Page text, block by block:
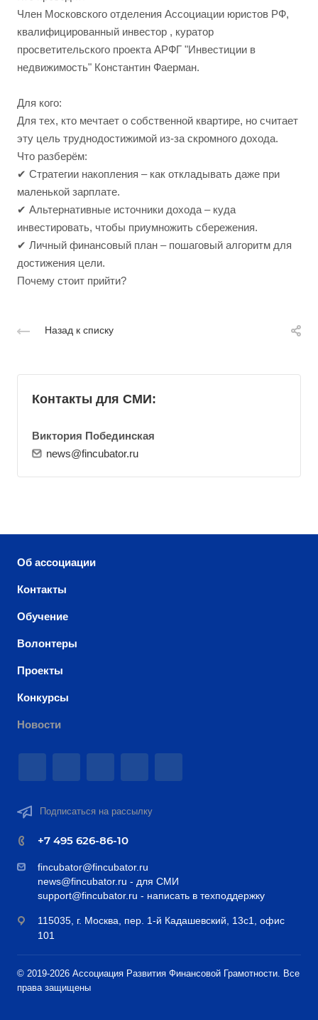
Член Московского отделения Ассоциации юристов РФ,
квалифицированный инвестор , куратор
просветительского проекта АРФГ "Инвестиции в
недвижимость" Константин Фаерман.
Для кого:
Для тех, кто мечтает о собственной квартире, но считает
эту цель труднодостижимой из-за скромного дохода.
Что разберём:
✔ Стратегии накопления – как откладывать даже при
маленькой зарплате.
✔ Альтернативные источники дохода – куда
инвестировать, чтобы приумножить сбережения.
✔ Личный финансовый план – пошаговый алгоритм для
достижения цели.
Почему стоит прийти?
Назад к списку
Контакты для СМИ:
Виктория Побединская
news@fincubator.ru
Об ассоциации
Контакты
Обучение
Волонтеры
Проекты
Конкурсы
Новости
Подписаться на рассылку
+7 495 626-86-10
fincubator@fincubator.ru
news@fincubator.ru - для СМИ
support@fincubator.ru - написать в техподдержку
115035, г. Москва, пер. 1-й Кадашевский, 13с1, офис
101
© 2019-2026 Ассоциация Развития Финансовой Грамотности. Все
права защищены